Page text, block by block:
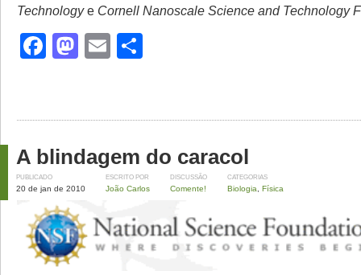
Technologye Cornell Nanoscale Science and Technology
Facebook
Mastodon
Email
A blindagem do caracol
PUBLICADO
20 de jan de 2010
ESCRITO POR
João Carlos
DISCUSSÃO
Comente!
CATEGORIAS
Biologia Física